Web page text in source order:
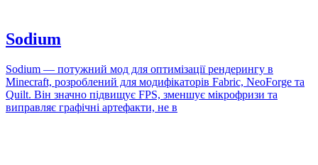
Sodium
Sodium — потужний мод для оптимізації рендерингу в
Minecraft, розроблений для модифікаторів Fabric, NeoForge та
Quilt. Він значно підвищує FPS, зменшує мікрофризи та
виправляє графічні артефакти, не в